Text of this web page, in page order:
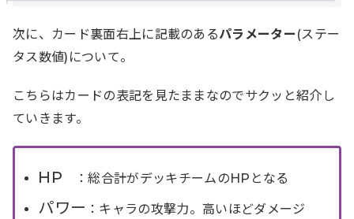
次に、カード裏面右上に記載のあるパラメーター (ステー
タス数値)について。
こちらはカードの表記を見たままなのでサクッと紹介し
ていきます。
HP ：総合計がデッキチームのHPとなる
パワー ：キャラの攻撃力。高いほどダメージ